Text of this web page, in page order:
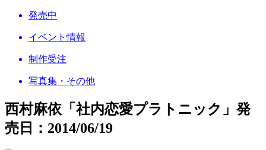
発売中
イベント情報
制作受注
写真集・その他
西村麻依「社内恋愛プラトニック」 発
売日：2014/06/19